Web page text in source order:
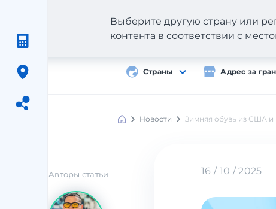
Страны Адрес за
Выберите другую страну или
контента в соответствии с
Meest
Новости Зимняя обувь из США и
16 / 10 / 2025
Авторы статьи